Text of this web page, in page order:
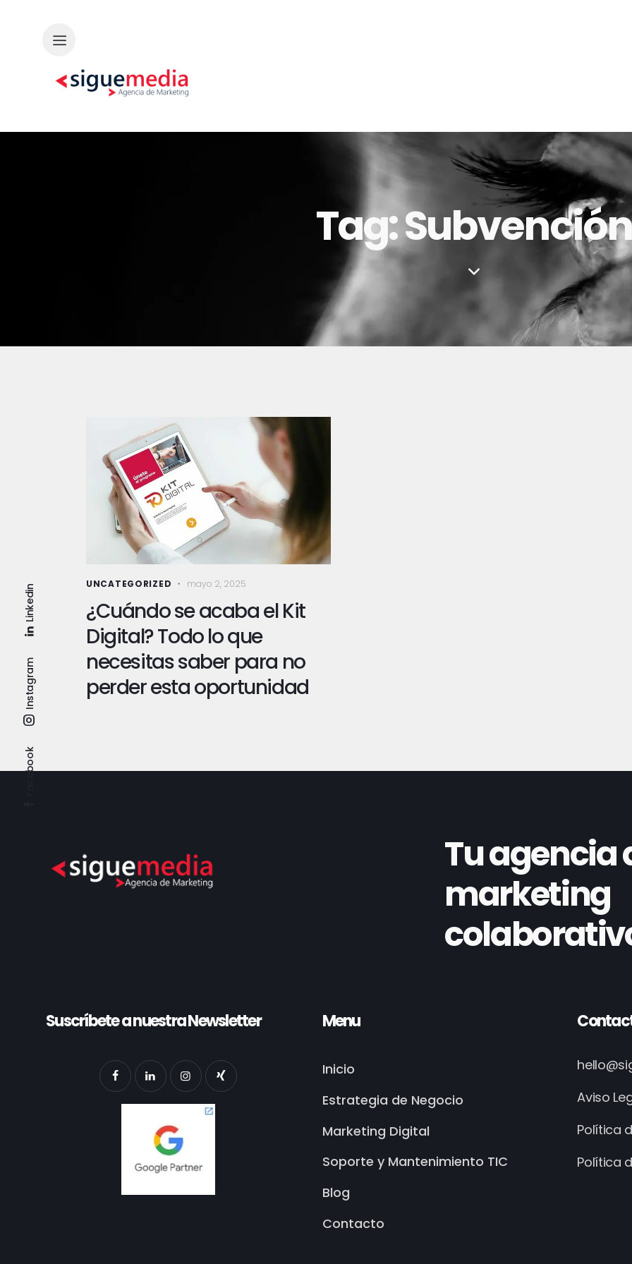
Tag: Subvención
UNCATEGORIZED mayo 2, 2025
¿Cuándo se acaba el Kit
Digital? Todo lo que
necesitas saber para no
perder esta oportunidad
Tu agencia
marketing
Suscríbete a nuestra Newsletter Menu
Inicio
Estrategia de Negocio
Marketing Digital
Soporte y Mantenimiento TIC
Blog
Contacto
Aviso
Política
Política
Facebook
Instagram
Linkedin